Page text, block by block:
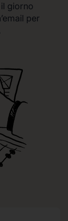
giorno
per